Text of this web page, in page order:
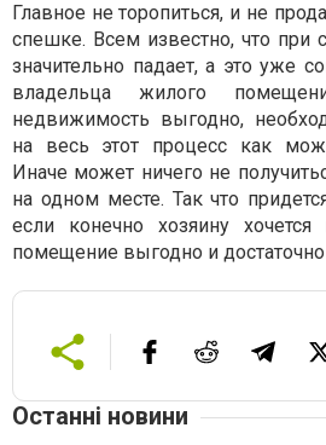
Главное не торопиться, и не
спешке. Всем известно, что при
значительно падает, а это уже
владельца жилого
недвижимость выгодно,
на весь этот процесс как
Иначе может ничего не
на одном месте. Так что
если конечно хозяину
помещение выгодно и
Останні новини